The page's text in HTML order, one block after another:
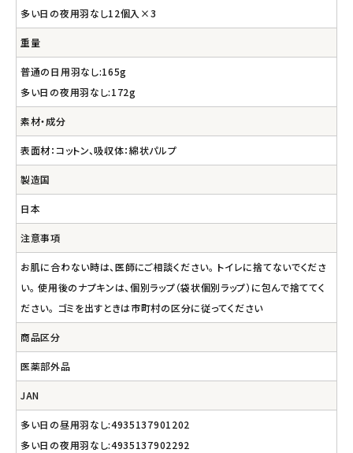
多い日の夜用羽なし12個入×3
重量
普通の日用羽なし:165g
多い日の夜用羽なし:172g
素材・成分
表面材：コットン、吸収体：綿状パルプ
製造国
日本
注意事項
お肌に合わない時は、医師にご相談ください。 トイレに捨てないでくださ
い。 使用後のナプキンは、個別ラップ（袋状個別ラップ）に包んで捨ててく
ださい。 ゴミを出すときは市町村の区分に従ってください
商品区分
医薬部外品
JAN
多い日の昼用羽なし:4935137901202
多い日の夜用羽なし:4935137902292